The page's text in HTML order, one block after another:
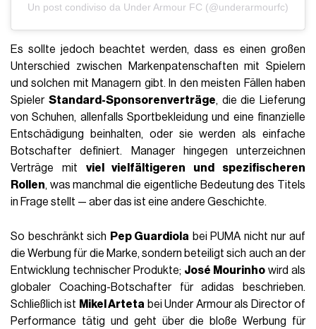
Un post condiviso da Under Armour FC (@underarmourfc)
Es sollte jedoch beachtet werden, dass es einen großen
Unterschied zwischen Markenpatenschaften mit Spielern
und solchen mit Managern gibt. In den meisten Fällen haben
Spieler Standard-Sponsorenverträge, die die Lieferung
von Schuhen, allenfalls Sportbekleidung und eine finanzielle
Entschädigung beinhalten, oder sie werden als einfache
Botschafter definiert. Manager hingegen unterzeichnen
Verträge mit viel vielfältigeren und spezifischeren
Rollen, was manchmal die eigentliche Bedeutung des Titels
in Frage stellt — aber das ist eine andere Geschichte.
So beschränkt sich Pep Guardiola bei PUMA nicht nur auf
die Werbung für die Marke, sondern beteiligt sich auch an der
Entwicklung technischer Produkte; José Mourinho wird als
globaler Coaching-Botschafter für adidas beschrieben.
Schließlich ist Mikel Arteta bei Under Armour als Director of
Performance tätig und geht über die bloße Werbung für